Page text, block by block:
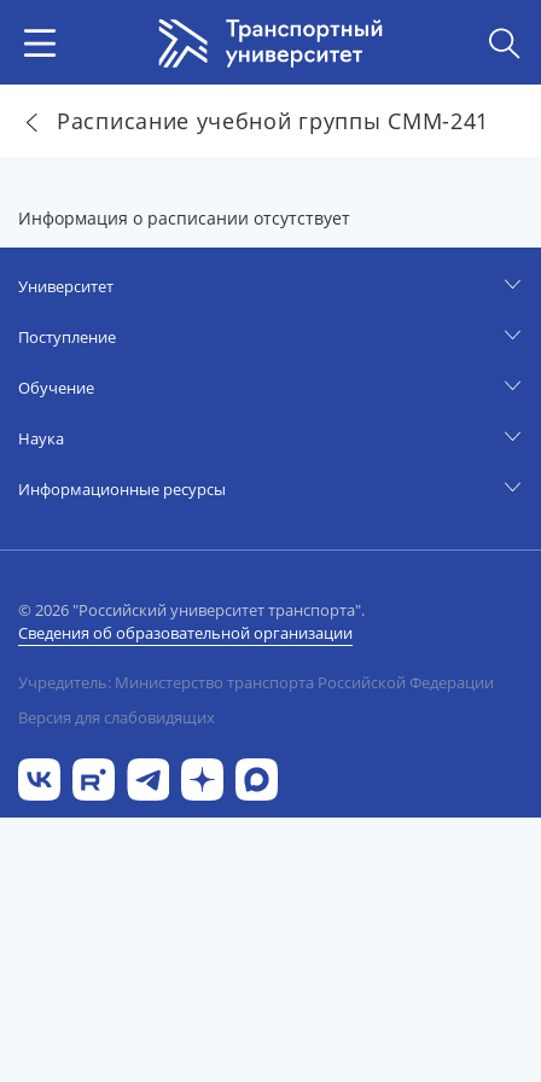
Расписание учебной группы СММ-241
Информация о расписании отсутствует
Университет
Поступление
Обучение
Наука
Информационные ресурсы
© 2026 "Российский университет транспорта".
Сведения об образовательной организации
Учредитель: Министерство транспорта Российской Федерации
Версия для слабовидящих